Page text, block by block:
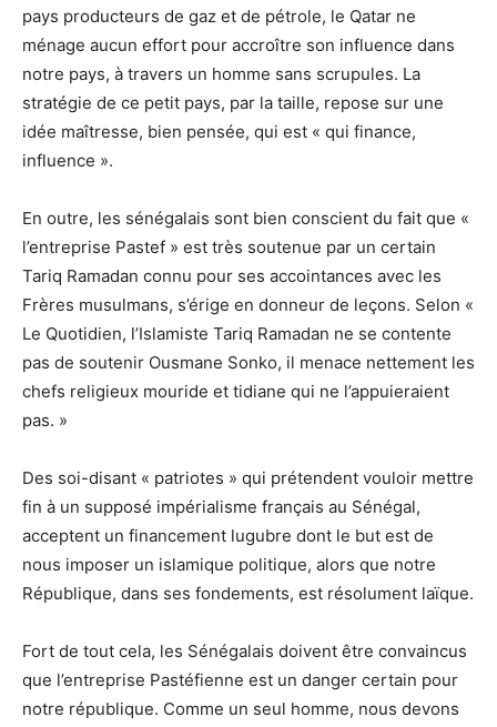
pays producteurs de gaz et de pétrole, le Qatar ne
ménage aucun effort pour accroître son influence dans
notre pays, à travers un homme sans scrupules. La
stratégie de ce petit pays, par la taille, repose sur une
idée maîtresse, bien pensée, qui est « qui finance,
influence ».
En outre, les sénégalais sont bien conscient du fait que «
l’entreprise Pastef » est très soutenue par un certain
Tariq Ramadan connu pour ses accointances avec les
Frères musulmans, s’érige en donneur de leçons. Selon «
Le Quotidien, l’Islamiste Tariq Ramadan ne se contente
pas de soutenir Ousmane Sonko, il menace nettement les
chefs religieux mouride et tidiane qui ne l’appuieraient
pas. »
Des soi-disant « patriotes » qui prétendent vouloir mettre
fin à un supposé impérialisme français au Sénégal,
acceptent un financement lugubre dont le but est de
nous imposer un islamique politique, alors que notre
République, dans ses fondements, est résolument laïque.
Fort de tout cela, les Sénégalais doivent être convaincus
que l’entreprise Pastéfienne est un danger certain pour
notre république. Comme un seul homme, nous devons